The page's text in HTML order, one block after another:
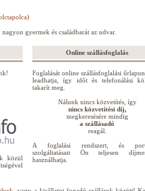
nagyon gyermek és családbarát az udvar.
közül
Online szállásfoglalás
Foglalását online szállásfoglalási
leadhatja, így időt és telefonálási
takarít meg.
Nálunk nincs közvetítés, így
nincs közvetítési díj,
megkeresésére mindig
a szállásadó
reagál.
A foglalási rendszert, és
szolgáltatásait Ön teljesen
használhatja.